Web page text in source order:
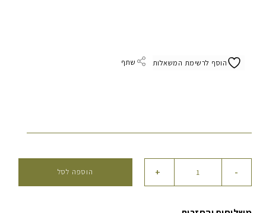
הוסף לרשימת המשאלות שתף
-
עיסוי
+ הוספה לסל